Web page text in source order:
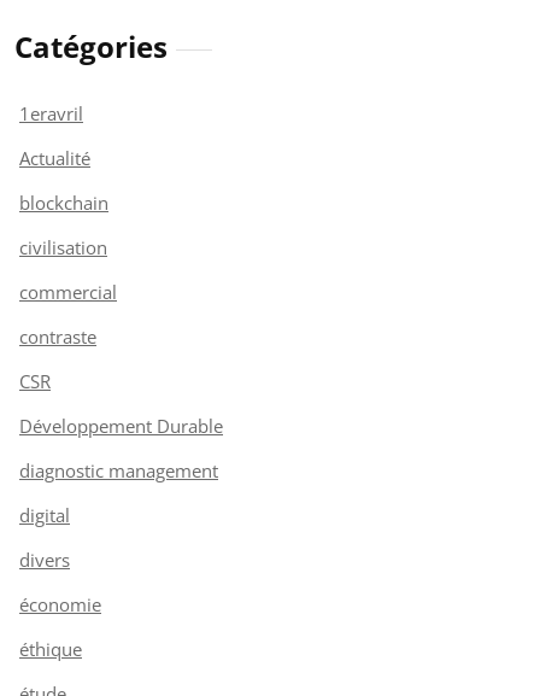
Catégories
1eravril
Actualité
blockchain
civilisation
commercial
contraste
CSR
Développement Durable
diagnostic management
digital
divers
économie
éthique